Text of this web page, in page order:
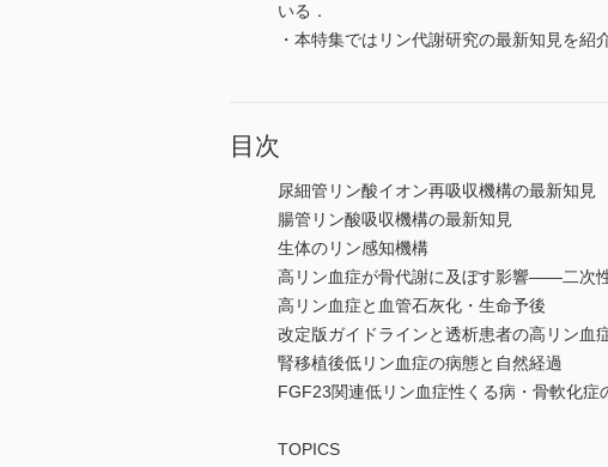
いる．
・本特集ではリン代謝研究の最新知見を紹
目次
尿細管リン酸イオン再吸収機構の最新知見
腸管リン酸吸収機構の最新知見
生体のリン感知機構
高リン血症が骨代謝に及ぼす影響――二次
高リン血症と血管石灰化・生命予後
改定版ガイドラインと透析患者の高リン血
腎移植後低リン血症の病態と自然経過
FGF23関連低リン血症性くる病・骨軟化症
TOPICS